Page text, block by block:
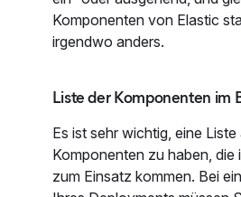
Komponenten von Elastic
irgendwo anders.
Liste der Komponenten im
Es ist sehr wichtig, eine Liste
Komponenten zu haben, die
zum Einsatz kommen. Bei